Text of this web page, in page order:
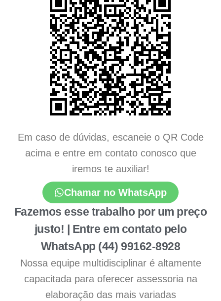
Em caso de dúvidas, escaneie o QR Code
acima e entre em contato conosco que
iremos te auxiliar!
Chamar no WhatsApp
Fazemos esse trabalho por um preço
justo! | Entre em contato pelo
WhatsApp (44) 99162-8928
Nossa equipe multidisciplinar é altamente
capacitada para oferecer assessoria na
elaboração das mais variadas